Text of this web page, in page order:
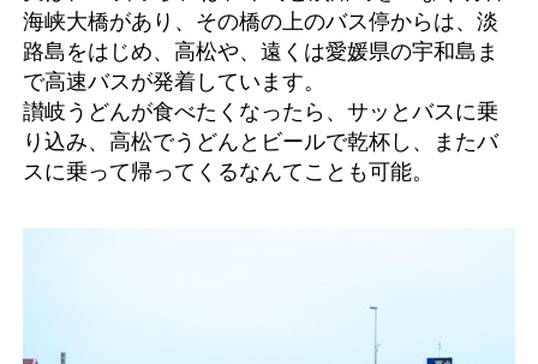
海峡大橋があり、その橋の上のバス停からは、淡
路島をはじめ、高松や、遠くは愛媛県の宇和島ま
で高速バスが発着しています。
讃岐うどんが食べたくなったら、サッとバスに乗
り込み、高松でうどんとビールで乾杯し、またバ
スに乗って帰ってくるなんてことも可能。